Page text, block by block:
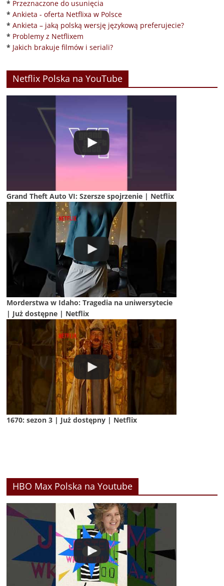
* Przeznaczone do usunięcia
* Ankieta - oferta Netflixa w Polsce
* Ankieta – jaką polską wersję językową preferujecie?
* Problemy z Netflixem
* Jakich brakuje filmów i seriali?
Netflix Polska na YouTube
Grand Theft Auto VI: Szersze spojrzenie | Netflix
Morderstwa w Idaho: Tragedia na uniwersytecie
| Już dostępne | Netflix
1670: sezon 3 | Już dostępny | Netflix
HBO Max Polska na Youtube